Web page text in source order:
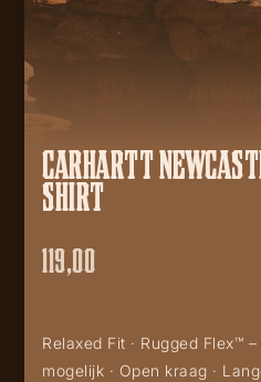
CARHARTT
SHIRT
119,00
Relaxed Fit · Rugged Flex™
mogelijk · Open kraag ·